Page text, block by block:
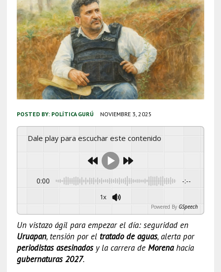
POSTED BY: POLÍTICA GURÚ NOVIEMBRE 3, 2025
Dale play para escuchar este contenido
0:00 -:--
1x
Powered By GSpeech
Un vistazo ágil para empezar el día: seguridad en
Uruapan, tensión por el tratado de aguas, alerta por
periodistas asesinadosy la carrera de Morenahacia
gubernaturas 2027.